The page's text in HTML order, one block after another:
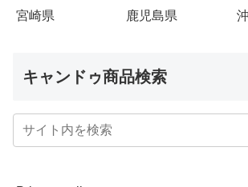
宮崎県 鹿児島県
キャンドゥ商品検索